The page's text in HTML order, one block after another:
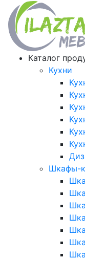
Каталог
Кухни
Шкафы-